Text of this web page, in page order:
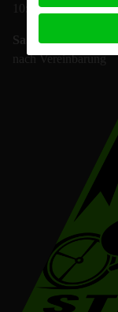
10:00 - 18:00 Uhr
Sa.:
nach Vereinbarung